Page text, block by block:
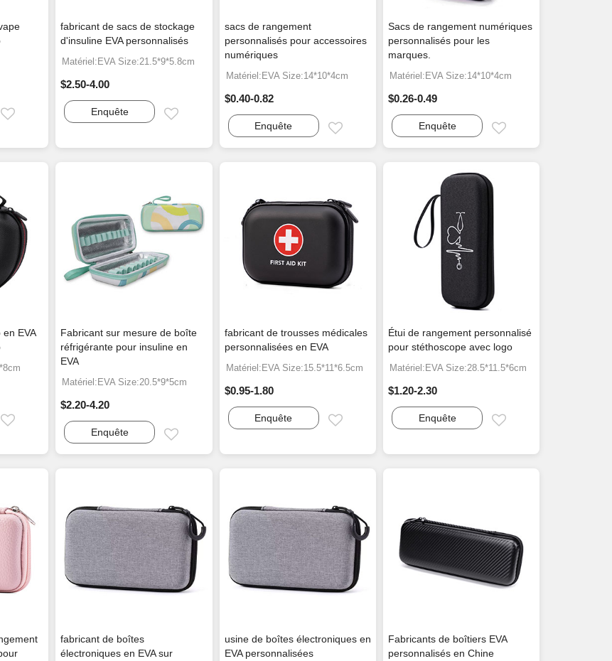
fabricant de sacs de stockage
d'insuline EVA personnalisés
Matériel:EVA Size:21.5*9*5.8cm
$2.50-4.00
Enquête
sacs de rangement
personnalisés pour accessoires
numériques
Matériel:EVA Size:14*10*4cm
$0.40-0.82
Enquête Email
Sacs de rangement numériques
personnalisés pour les
marques.
Matériel:EVA Size:14*10*4cm
$0.26-0.49
Enquête
EVA
Fabricant sur mesure de boîte
réfrigérante pour insuline en
EVA
Matériel:EVA Size:20.5*9*5cm
$2.20-4.20
Enquête
fabricant de trousses médicales
personnalisées en EVA
Matériel:EVA Size:15.5*11*6.5cm
$0.95-1.80
Enquête Email
Étui de rangement personnalisé
pour stéthoscope avec logo
Matériel:EVA Size:28.5*11.5*6cm
$1.20-2.30
Enquête
fabricant de boîtes
électroniques en EVA sur
usine de boîtes électroniques en
EVA personnalisées
Fabricants de boîtiers EVA
personnalisés en Chine